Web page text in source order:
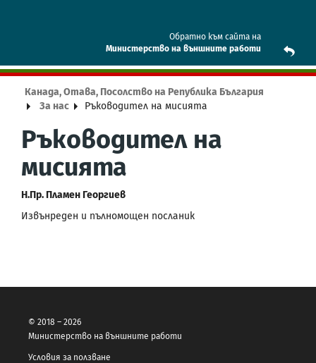
Обратно към сайта на
Mинистерство на външните работи
Канада, Отава, Посолство на Република България
За нас
Ръководител на мисията
Ръководител на
мисията
Н.Пр. Пламен Георгиев
Извънреден и пълномощен посланик
© 2018 – 2026
Министерство на външните работи
Условия за ползване